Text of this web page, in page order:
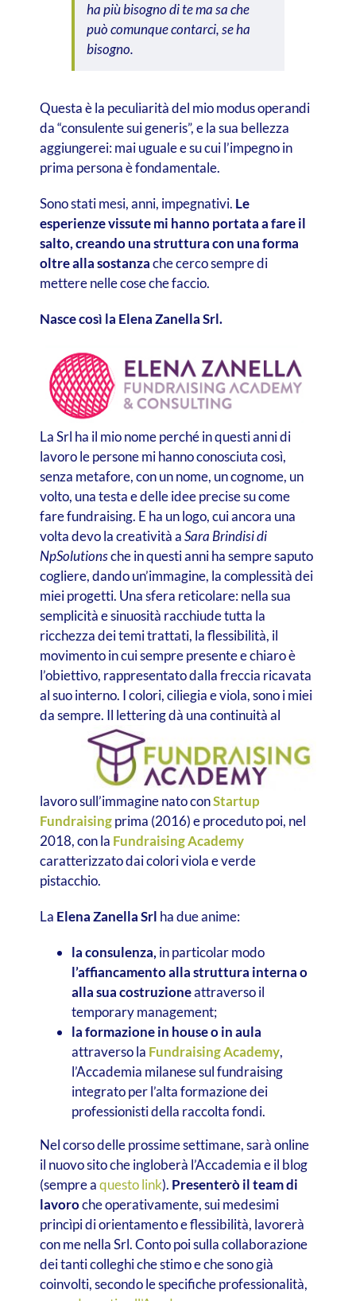
ha più bisogno di te ma sa che
può comunque contarci, se ha
bisogno.
Questa è la peculiarità del mio modus operandi
da “consulente sui generis”, e la sua bellezza
aggiungerei: mai uguale e su cui l’impegno in
prima persona è fondamentale.
Sono stati mesi, anni, impegnativi. Le
esperienze vissute mi hanno portata a fare il
salto, creando una struttura con una forma
oltre alla sostanzache cerco sempre di
mettere nelle cose che faccio.
Nasce così la Elena Zanella Srl.
La Srl ha il mio nome perché in questi anni di
lavoro le persone mi hanno conosciuta così,
senza metafore, con un nome, un cognome, un
volto, una testa e delle idee precise su come
fare fundraising. E ha un logo, cui ancora una
volta devo la creatività aSara Brindisi di
NpSolutionsche in questi anni ha sempre saputo
cogliere, dando un’immagine, la complessità dei
miei progetti. Una sfera reticolare: nella sua
semplicità e sinuosità racchiude tutta la
ricchezza dei temi trattati, la flessibilità, il
movimento in cui sempre presente e chiaro è
l’obiettivo, rappresentato dalla freccia ricavata
al suo interno. I colori, ciliegia e viola, sono i miei
da sempre. Il lettering dà una continuità al
lavoro sull’immagine nato conStartup
Fundraisingprima (2016) e proceduto poi, nel
2018, con la Fundraising Academy
caratterizzato dai colori viola e verde
pistacchio.
La Elena Zanella Srl ha due anime:
la consulenza, in particolar modo
l’affiancamento alla struttura interna o
alla sua costruzioneattraverso il
temporary management;
la formazione in house o in aula
attraverso la Fundraising Academy,
l’Accademia milanese sul fundraising
integrato per l’alta formazione dei
professionisti della raccolta fondi.
Nel corso delle prossime settimane, sarà online
il nuovo sito che ingloberà l’Accademia e il blog
(sempre aquesto link). Presenterò il team di
lavoroche operativamente, sui medesimi
princìpi di orientamento e flessibilità, lavorerà
con me nella Srl. Conto poi sulla collaborazione
dei tanti colleghi che stimo e che sono già
coinvolti, secondo le specifiche professionalità,